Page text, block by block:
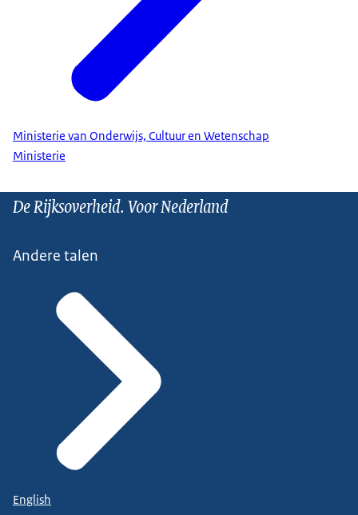
Ministerie van Onderwijs, Cultuur en Wetenschap
Ministerie
De Rijksoverheid. Voor Nederland
Andere talen
English